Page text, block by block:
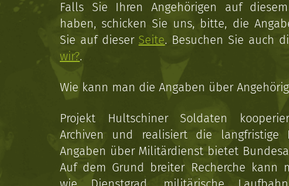
Falls Sie Ihren Angehörigen auf
haben, schicken Sie uns, bitte, die
Sie auf dieser Seite. Besuchen Sie auch
wir?.
Wie kann man die Angaben über
Projekt Hultschiner Soldaten
Archiven und realisiert die langfristige
Angaben über Militärdienst bietet
Auf dem Grund breiter Recherche kann